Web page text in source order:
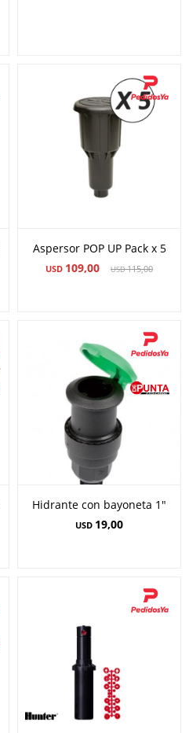
Aspersor POP UP Pack x 5
USD 109,00 USD115,00
Hidrante con bayoneta 1"
USD 19,00